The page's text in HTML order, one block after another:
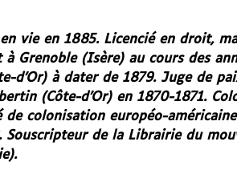
vie en 1885. Licencié en droit,
Grenoble (Isère) au cours des
d’Or) à dater de 1879. Juge de
(Côte-d’Or) en 1870-1871.
colonisation européo-américaine
Souscripteur de la Librairie du